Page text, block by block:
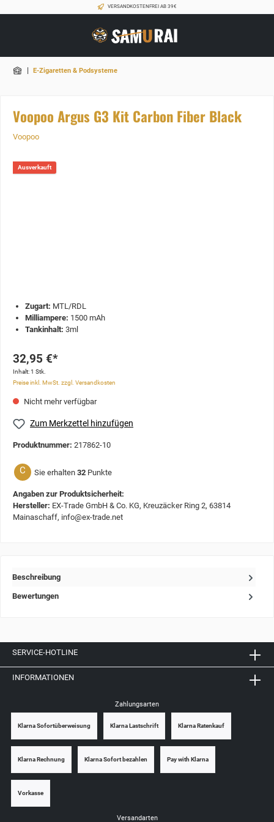
VERSANDKOSTENFREI AB 39€
| E-Zigaretten & Podsysteme
Voopoo Argus G3 Kit Carbon Fiber Black
Voopoo
Ausverkauft
Zugart: MTL/RDL
Milliampere: 1500 mAh
Tankinhalt: 3ml
32,95 €*
Inhalt:1 Stk.
Preise inkl. MwSt. zzgl. Versandkosten
Nicht mehr verfügbar
Zum Merkzettel hinzufügen
Produktnummer: 217862-10
C Sie erhalten 32 Punkte
Angaben zur Produktsicherheit:
Hersteller: EX-Trade GmbH & Co. KG, Kreuzäcker Ring 2, 63814
Mainaschaff, info@ex-trade.net
Beschreibung
Bewertungen
SERVICE-HOTLINE
INFORMATIONEN
Zahlungsarten
Klarna Sofortüberweisung Klarna Lastschrift Klarna Ratenkauf
Klarna Rechnung Klarna Sofort bezahlen Pay with Klarna
Vorkasse
Versandarten